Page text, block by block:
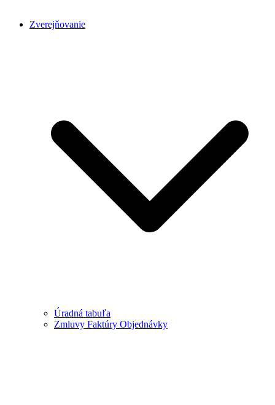
Zverejňovanie
Úradná tabuľa
Zmluvy Faktúry Objednávky